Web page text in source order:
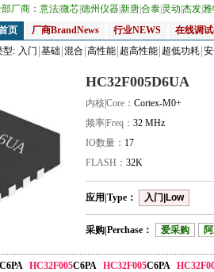
厂商： 意法微芯德州仪器新唐合泰 灵动 杰发雅
页
厂商BrandNews 行业NEWS 在线调
型: 入门 基础 混合 高性能 超高性能 超低功耗
HC32F005D6UA
内核|Core： Cortex-M0+
频率|Freq： 32 MHz
IO数量： 17
FLASH： 32K
应用|Type： 入门|Low
采购|Perchase： 爱采购
C6PA HC32F005C6PA HC32F005C6PA